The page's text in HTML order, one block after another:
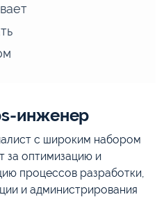
инженер
с широким набором
за оптимизацию и
процессов разработки,
и администрирования